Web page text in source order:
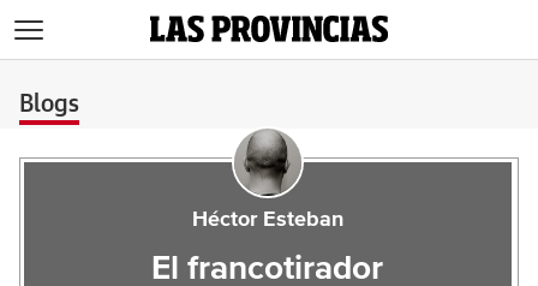
Blogs
Héctor Esteban
El francotirador